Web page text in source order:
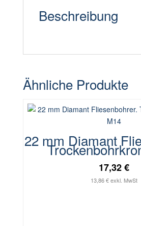
Beschreibung
Ähnliche Produkte
22 mm Diamant
17,32 €
13,86 € exkl. MwSt